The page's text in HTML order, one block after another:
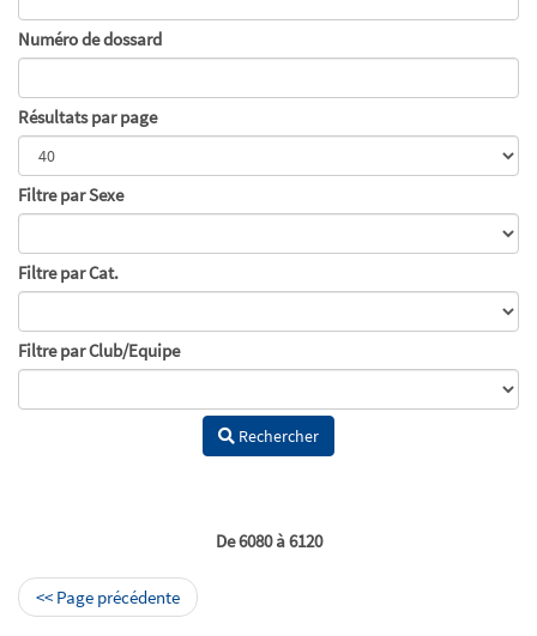
Numéro de dossard
Résultats par page
Filtre par Sexe
Filtre par Cat.
Filtre par Club/Equipe
Rechercher
De 6080 à 6120
<< Page précédente